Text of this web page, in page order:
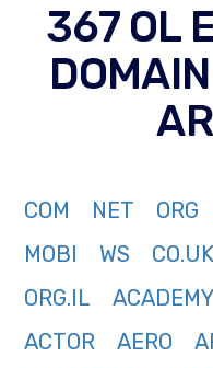
367 OL
COM NET ORG
MOBI
WS CO.UK
ORG.IL
ACADEMY
ACTOR
AERO